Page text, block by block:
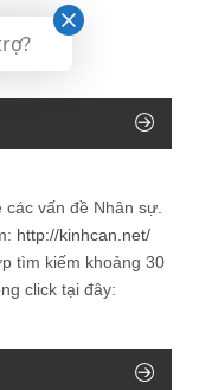
các vấn đề Nhân sự
http://kinhcan.net/
tìm kiếm khoảng 30
click tại đây: